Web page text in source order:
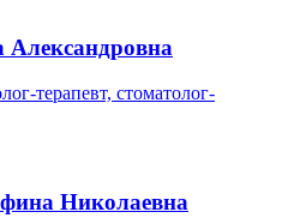
Александровна
терапевт, стоматолог-
Николаевна